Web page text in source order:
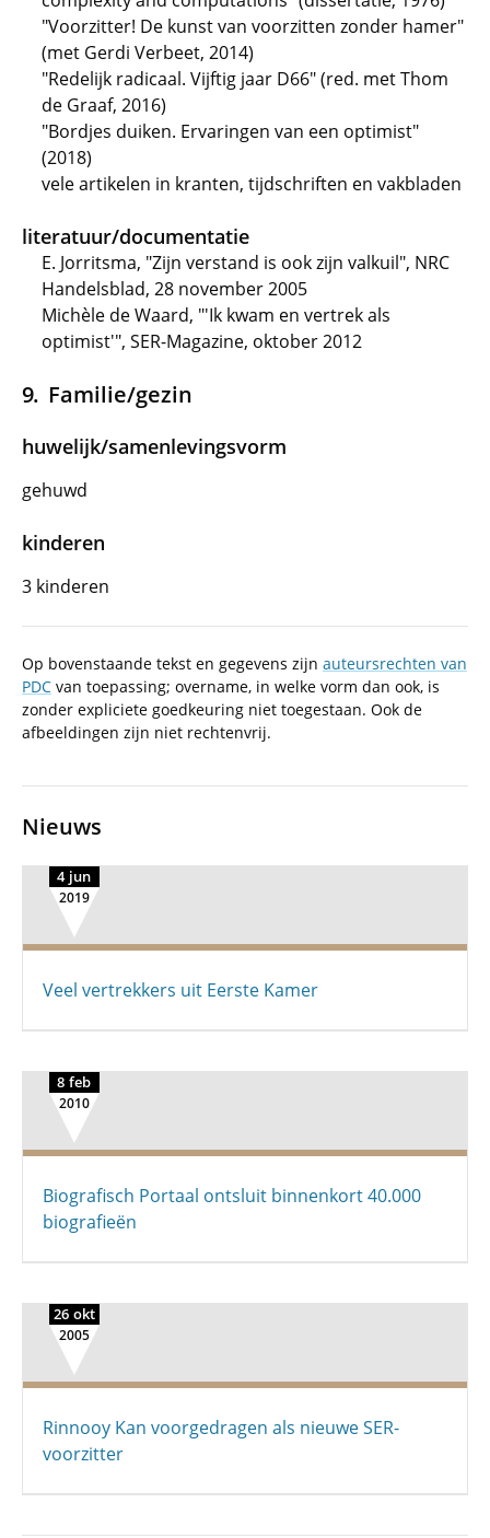
"Voorzitter! De kunst van voorzitten zonder hamer"
(met Gerdi Verbeet, 2014)
"Redelijk radicaal. Vijftig jaar D66" (red. met Thom
de Graaf, 2016)
"Bordjes duiken. Ervaringen van een optimist"
(2018)
vele artikelen in kranten, tijdschriften en vakbladen
literatuur/documentatie
E. Jorritsma, "Zijn verstand is ook zijn valkuil", NRC
Handelsblad, 28 november 2005
Michèle de Waard, "'Ik kwam en vertrek als
optimist'", SER-Magazine, oktober 2012
Familie/gezin
huwelijk/samenlevingsvorm
gehuwd
kinderen
3 kinderen
Op bovenstaande tekst en gegevens zijn auteursrechten van
PDC van toepassing; overname, in welke vorm dan ook, is
zonder expliciete goedkeuring niet toegestaan. Ook de
afbeeldingen zijn niet rechtenvrij.
Nieuws
4 jun
2019
Veel vertrekkers uit Eerste Kamer
8 feb
2010
Biografisch Portaal ontsluit binnenkort 40.000
biografieën
26 okt
2005
Rinnooy Kan voorgedragen als nieuwe SER-
voorzitter